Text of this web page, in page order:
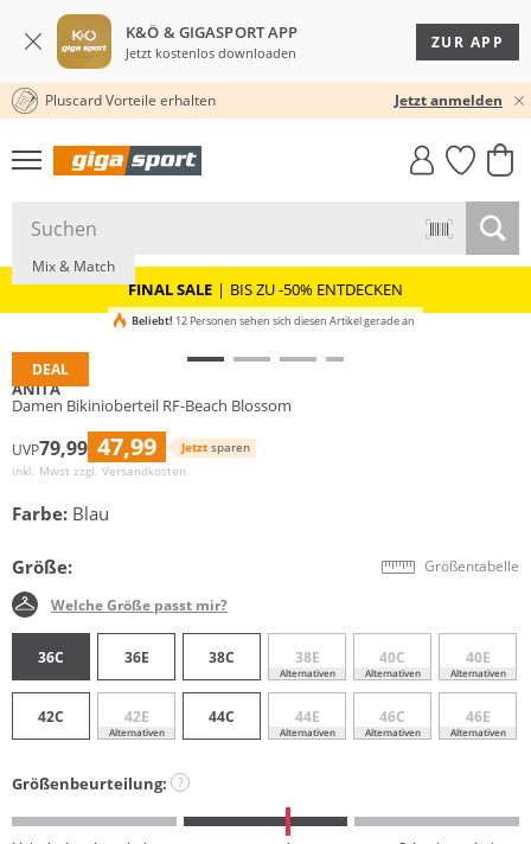
K&Ö & GIGASPORT APP
Jetzt kostenlos downloaden
ZUR APP
30 TAGE RÜCKGABERECHT
Pluscard Vorteile erhalten Jetzt anmelden
GIGASTYLE
FAHRRAD­
MUST-HAVE
FINAL SALE | BIS ZU -50% ENTDECKEN
DEAL
Große Größen
Mix & Match
Beliebt! 12 Personen sehen sich diesen Artikel gerade an
ANITA
Damen Bikinioberteil RF-Beach Blossom
UVP79,99 47,99 Jetzt sparen
inkl. Mwst zzgl. Versandkosten
Farbe: Blau
Größe: Größentabelle
Welche Größe passt mir?
36C 36E 38C 38E
Alternativen
40C
Alternativen
40E
Alternativen
42C 42E
Alternativen
44C 44E
Alternativen
46C
Alternativen
46E
Alternativen
Größenbeurteilung: ?